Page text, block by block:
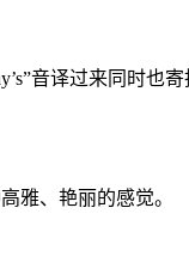
音译过来同时也
雅、艳丽的感觉。